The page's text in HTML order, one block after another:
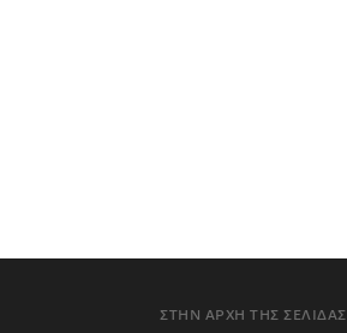
ΣΤΗΝ ΑΡΧΉ ΤΗΣ ΣΕΛΊΔΑΣ